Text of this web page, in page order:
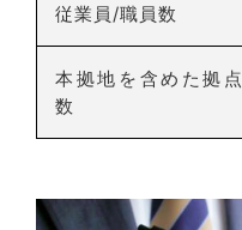
従業員/職員数
本拠地を含めた拠点
数